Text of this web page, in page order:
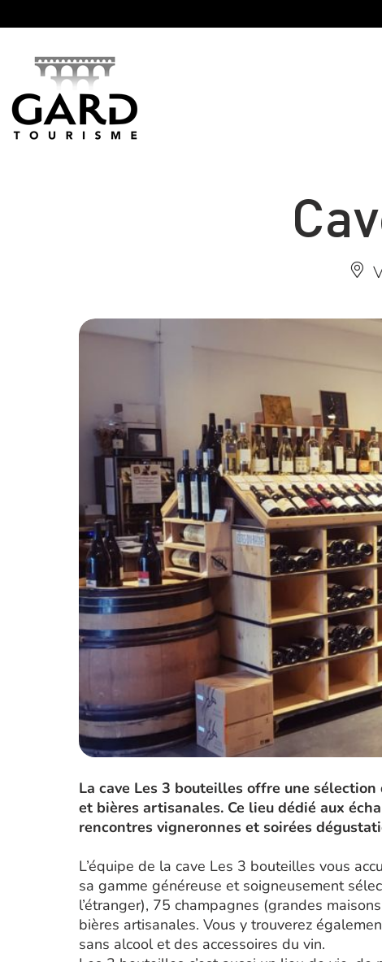
La cave Les 3 bouteilles offre une
et bières artisanales. Ce lieu dédié aux
rencontres vigneronnes et soirées
L’équipe de la cave Les 3 bouteilles vous
sa gamme généreuse et soigneusement
l’étranger), 75 champagnes (grandes
bières artisanales. Vous y trouverez
sans alcool et des accessoires du vin.